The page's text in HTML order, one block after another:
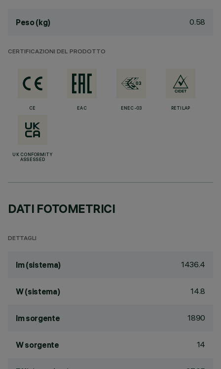
Peso (kg) 0.58
CERTIFICAZIONI DEL PRODOTTO
CE EAC ENEC-03 RETILAP
UK CONFORMITY
ASSESSED
DATI FOTOMETRICI
DETTAGLI
lm (sistema) 1436.4
W (sistema) 14.8
lm sorgente 1890
W sorgente 14